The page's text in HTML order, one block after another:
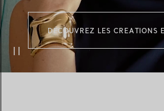
DÉCOUVREZ LES CREATIONS